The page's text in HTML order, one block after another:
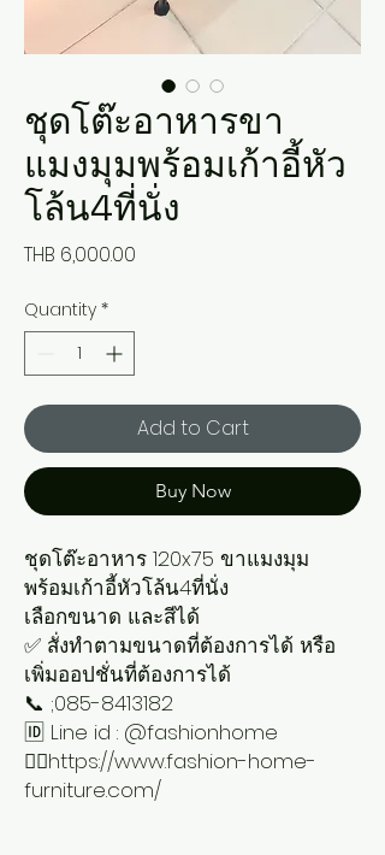
ชุดโต๊ะอาหารขา
แมงมุมพร้อมเก้าอี้หัว
โล้น4ที่นั่ง
THB 6,000.00
Quantity *
Add to Cart
Buy Now
ชุดโต๊ะอาหาร 120x75 ขาแมงมุม
พร้อมเก้าอี้หัวโล้น4ที่นั่ง
เลือกขนาด และสีได้
✅ สั่งทำตามขนาดที่ต้องการได้ หรือ
เพิ่มออปชั่นที่ต้องการได้
📞 ;085-8413182
🆔 Line id : @fashionhome
👉🏻https://www.fashion-home-
furniture.com/